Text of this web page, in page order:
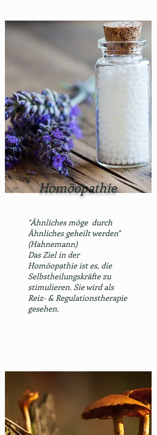
Homöopathie
"Ähnliches möge durch
Ähnliches geheilt werden"
(Hahnemann)
Das Ziel in der
Homöopathie ist es, die
Selbstheilungskräfte zu
stimulieren. Sie wird als
Reiz- & Regulationstherapie
gesehen.